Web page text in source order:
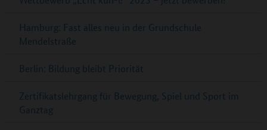
Hamburg: Fast alles neu in der Grundschule
Mendelstraße
Berlin: Bildung bleibt Priorität
Zertifikatslehrgang für Bewegung, Spiel und Sport im
Ganztag